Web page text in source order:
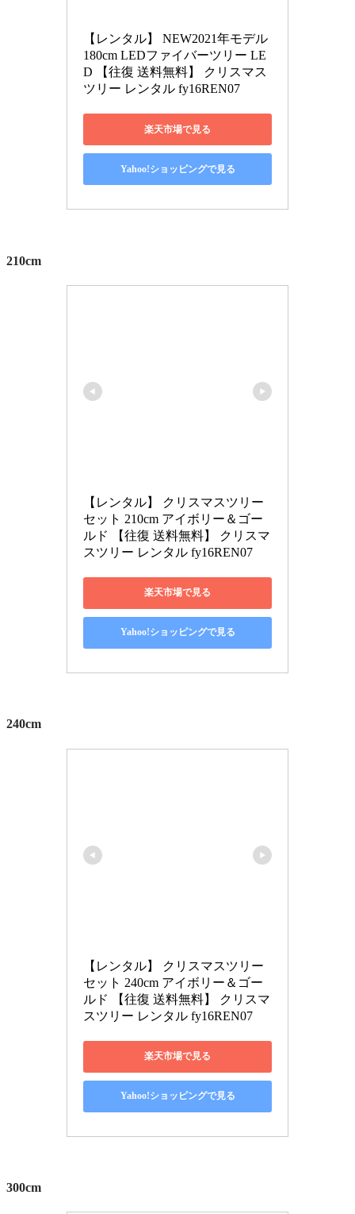
【レンタル】 NEW2021年モデル
180cm LEDファイバーツリー LE
D 【往復 送料無料】 クリスマス
ツリー レンタル fy16REN07
楽天市場で見る
Yahoo!ショッピングで見る
210cm
【レンタル】 クリスマスツリー
セット 210cm アイボリー＆ゴー
ルド 【往復 送料無料】 クリスマ
スツリー レンタル fy16REN07
楽天市場で見る
Yahoo!ショッピングで見る
240cm
【レンタル】 クリスマスツリー
セット 240cm アイボリー＆ゴー
ルド 【往復 送料無料】 クリスマ
スツリー レンタル fy16REN07
楽天市場で見る
Yahoo!ショッピングで見る
300cm